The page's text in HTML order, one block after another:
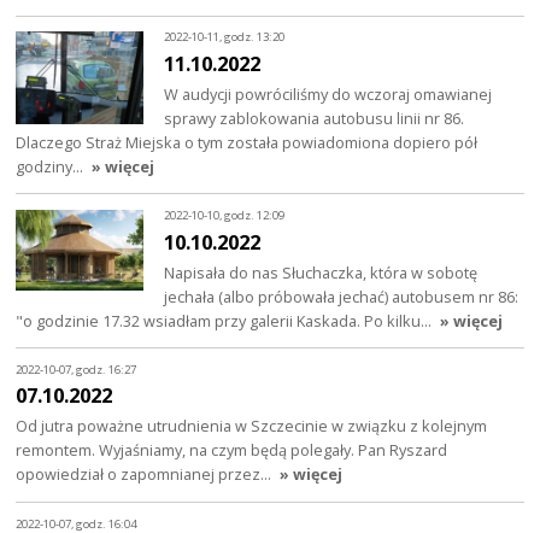
2022-10-11, godz. 13:20
11.10.2022
W audycji powróciliśmy do wczoraj omawianej
sprawy zablokowania autobusu linii nr 86.
Dlaczego Straż Miejska o tym została powiadomiona dopiero pół
godziny… » więcej
2022-10-10, godz. 12:09
10.10.2022
Napisała do nas Słuchaczka, która w sobotę
jechała (albo próbowała jechać) autobusem nr 86:
"o godzinie 17.32 wsiadłam przy galerii Kaskada. Po kilku… » więcej
2022-10-07, godz. 16:27
07.10.2022
Od jutra poważne utrudnienia w Szczecinie w związku z kolejnym
remontem. Wyjaśniamy, na czym będą polegały. Pan Ryszard
opowiedział o zapomnianej przez… » więcej
2022-10-07, godz. 16:04